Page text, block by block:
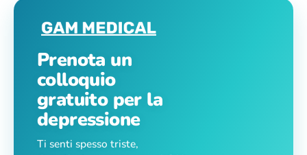
Prenota un
colloquio
gratuito per la
depressione
Ti senti spesso triste,